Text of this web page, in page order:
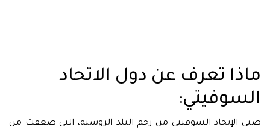
ماذا تعرف عن دول الاتحاد
السوفيتي:
صبي الإتحاد السوفيتي من رحم البلد الروسية، التي ضعفت من